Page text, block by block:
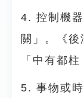
4. 控制機
關」。《後
「中有都
5. 事物或